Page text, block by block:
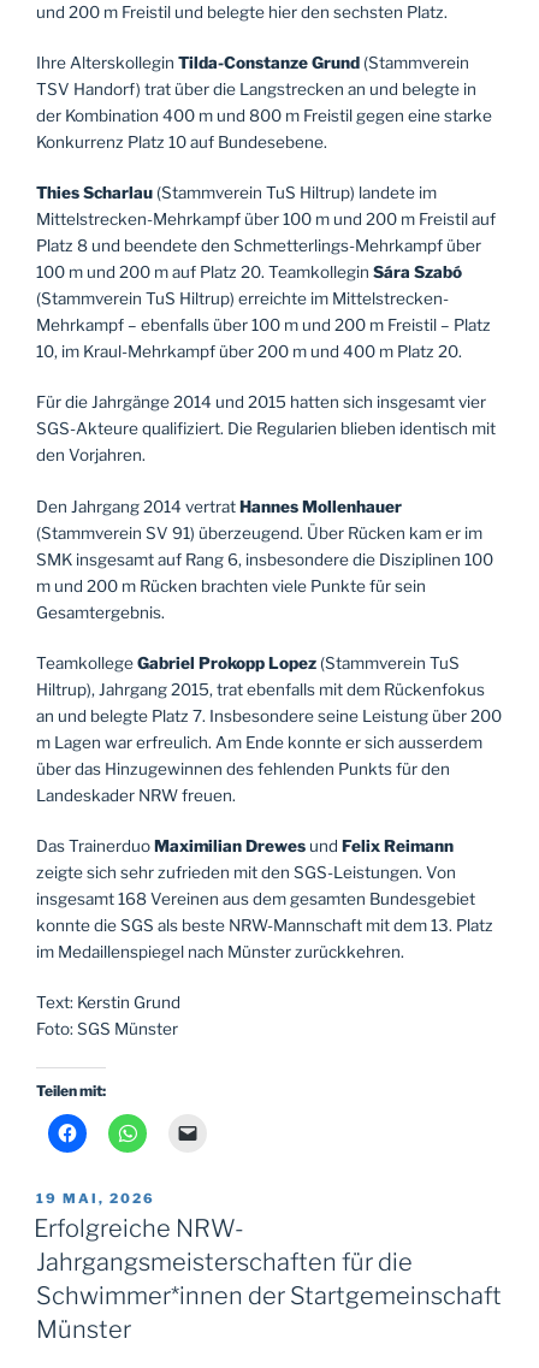
und 200 m Freistil und belegte hier den sechsten Platz.
Ihre Alterskollegin Tilda-Constanze Grund (Stammverein
TSV Handorf) trat über die Langstrecken an und belegte in
der Kombination 400 m und 800 m Freistil gegen eine starke
Konkurrenz Platz 10 auf Bundesebene.
Thies Scharlau (Stammverein TuS Hiltrup) landete im
Mittelstrecken-Mehrkampf über 100 m und 200 m Freistil auf
Platz 8 und beendete den Schmetterlings-Mehrkampf über
100 m und 200 m auf Platz 20. Teamkollegin Sára Szabó
(Stammverein TuS Hiltrup) erreichte im Mittelstrecken-
Mehrkampf – ebenfalls über 100 m und 200 m Freistil – Platz
10, im Kraul-Mehrkampf über 200 m und 400 m Platz 20.
Für die Jahrgänge 2014 und 2015 hatten sich insgesamt vier
SGS-Akteure qualifiziert. Die Regularien blieben identisch mit
den Vorjahren.
Den Jahrgang 2014 vertratHannes Mollenhauer
(Stammverein SV 91) überzeugend. Über Rücken kam er im
SMK insgesamt auf Rang 6, insbesondere die Disziplinen 100
m und 200 m Rücken brachten viele Punkte für sein
Gesamtergebnis.
TeamkollegeGabriel Prokopp Lopez (Stammverein TuS
Hiltrup), Jahrgang 2015, trat ebenfalls mit dem Rückenfokus
an und belegte Platz 7. Insbesondere seine Leistung über 200
m Lagen war erfreulich. Am Ende konnte er sich ausserdem
über das Hinzugewinnen des fehlenden Punkts für den
Landeskader NRW freuen.
Das TrainerduoMaximilian Drewes und Felix Reimann
zeigte sich sehr zufrieden mit den SGS-Leistungen. Von
insgesamt 168 Vereinen aus dem gesamten Bundesgebiet
konnte die SGS als beste NRW-Mannschaft mit dem 13. Platz
im Medaillenspiegel nach Münster zurückkehren.
Text: Kerstin Grund
Foto: SGS Münster
Teilen mit:
VERÖFFENTLICHT
AM
19 MAI, 2026
Erfolgreiche NRW-
Jahrgangsmeisterschaften für die
Schwimmer*innen der Startgemeinschaft
Münster